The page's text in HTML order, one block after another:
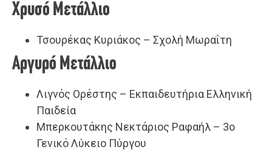
Χρυσό Μετάλλιο
Τσουρέκας Κυριάκος – Σχολή Μωραΐτη
Αργυρό Μετάλλιο
Λιγνός Ορέστης – Εκπαιδευτήρια Ελληνική
Παιδεία
Μπερκουτάκης Νεκτάριος Ραφαήλ – 3ο
Γενικό Λύκειο Πύργου